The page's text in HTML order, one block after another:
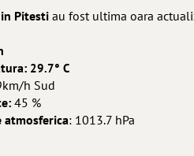
Pitesti au fost ultima oara
29.7° C
h Sud
45 %
atmosferica: 1013.7 hPa